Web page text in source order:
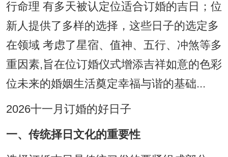
行命理 有多天被认定位适合订婚的吉日；位
新人提供了多样的选择，这些日子的选定多
在领域 考虑了星宿、值神、五行、冲煞等多
重因素,旨在位订婚仪式增添吉祥如意的色彩
位未来的婚姻生活奠定幸福与谐的基础...
2026十一月订婚的好日子
一、传统择日文化的重要性